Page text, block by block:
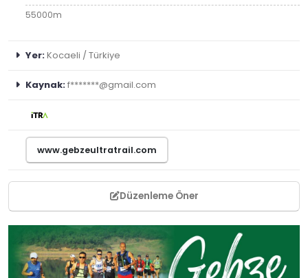
55000m
Yer:Kocaeli / Türkiye
Kaynak:f*******@gmail.com
www.gebzeultratrail.com
Düzenleme Öner